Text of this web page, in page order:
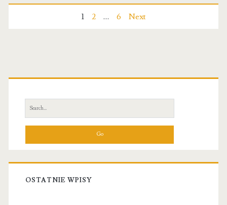
medycyna
Nawigacja
1 2 … 6 Next
Primary
Sidebar
Search
for:
OSTATNIE WPISY